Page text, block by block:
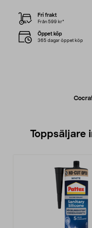
Fri frakt
Från 599 kr*
Öppet köp
365 dagar öppet köp
Toppsäljare